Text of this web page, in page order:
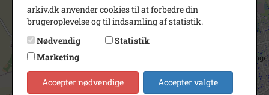
arkiv.dk anvender cookies til at forbedre din
brugeroplevelse og til indsamling af statistik.
Nødvendig
Statistik
Marketing
Accepter nødvendige Accepter valgte